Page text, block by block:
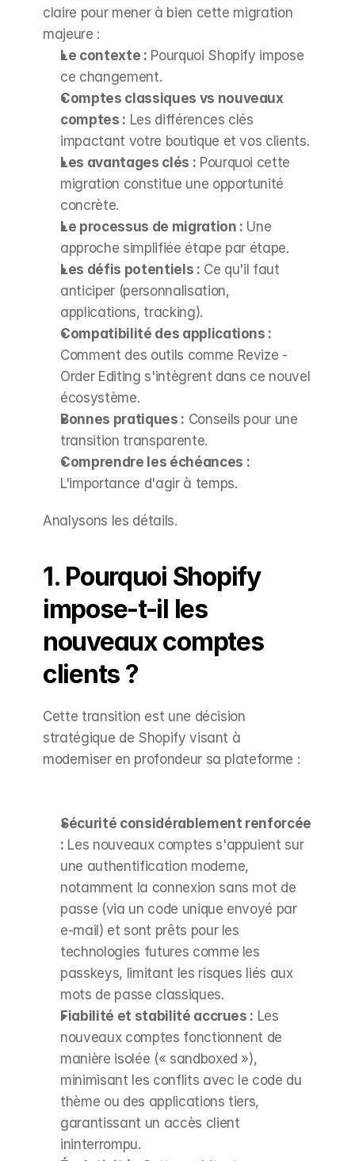
claire pour mener à bien cette migration
majeure :
Le contexte : Pourquoi Shopify impose
ce changement.
Comptes classiques vs nouveaux
comptes : Les différences clés
impactant votre boutique et vos clients.
Les avantages clés : Pourquoi cette
migration constitue une opportunité
concrète.
Le processus de migration : Une
approche simplifiée étape par étape.
Les défis potentiels : Ce qu'il faut
anticiper (personnalisation,
applications, tracking).
Compatibilité des applications :
Comment des outils comme Revize -
Order Editing s'intègrent dans ce nouvel
écosystème.
Bonnes pratiques : Conseils pour une
transition transparente.
Comprendre les échéances :
L'importance d'agir à temps.
Analysons les détails.
1. Pourquoi Shopify
impose-t-il les
nouveaux comptes
clients ?
Cette transition est une décision
stratégique de Shopify visant à
moderniser en profondeur sa plateforme :
Sécurité considérablement renforcée
: Les nouveaux comptes s'appuient sur
une authentification moderne,
notamment la connexion sans mot de
passe (via un code unique envoyé par
e-mail) et sont prêts pour les
technologies futures comme les
passkeys, limitant les risques liés aux
mots de passe classiques.
Fiabilité et stabilité accrues : Les
nouveaux comptes fonctionnent de
manière isolée (« sandboxed »),
minimisant les conflits avec le code du
thème ou des applications tiers,
garantissant un accès client
ininterrompu.